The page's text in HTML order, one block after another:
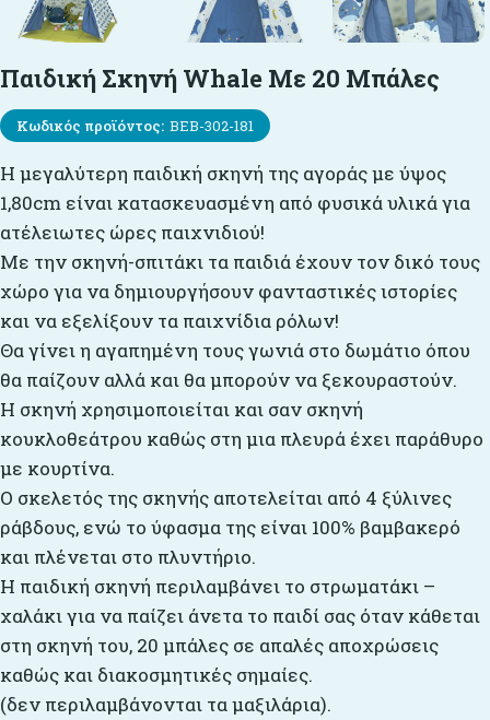
Παιδική Σκηνή Whale Με 20 Μπάλες
Κωδικός προϊόντος: BEB-302-181
Η μεγαλύτερη παιδική σκηνή της αγοράς με ύψος
1,80cm είναι κατασκευασμένη από φυσικά υλικά για
ατέλειωτες ώρες παιχνιδιού!
Με την σκηνή-σπιτάκι τα παιδιά έχουν τον δικό τους
χώρο για να δημιουργήσουν φανταστικές ιστορίες
και να εξελίξουν τα παιχνίδια ρόλων!
Θα γίνει η αγαπημένη τους γωνιά στο δωμάτιο όπου
θα παίζουν αλλά και θα μπορούν να ξεκουραστούν.
Η σκηνή χρησιμοποιείται και σαν σκηνή
κουκλοθεάτρου καθώς στη μια πλευρά έχει παράθυρο
με κουρτίνα.
Ο σκελετός της σκηνής αποτελείται από 4 ξύλινες
ράβδους, ενώ το ύφασμα της είναι 100% βαμβακερό
και πλένεται στο πλυντήριο.
Η παιδική σκηνή περιλαμβάνει το στρωματάκι –
χαλάκι για να παίζει άνετα το παιδί σας όταν κάθεται
στη σκηνή του, 20 μπάλες σε απαλές αποχρώσεις
καθώς και διακοσμητικές σημαίες.
(δεν περιλαμβάνονται τα μαξιλάρια).